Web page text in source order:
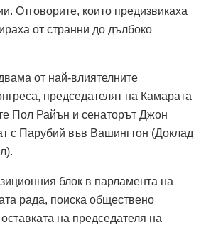
Отговорите, които предизвикаха
от странни до дълбоко
от най-влиятелните
председателят на Камарата
Пол Райън и сенаторът Джон
с Парубий във Вашингтон (Доклад
блок в парламента на
рада, поиска обществено
на председателя на